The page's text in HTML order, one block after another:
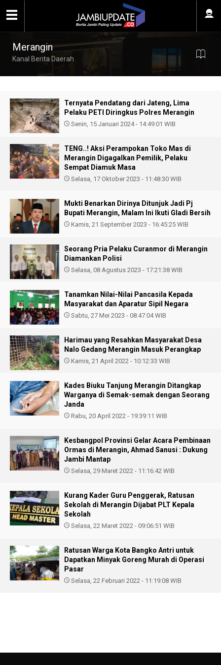
Merangin
Kanal Berita Daerah
Ternyata Pendatang dari Jateng, Lima
Pelaku PETI Diringkus Polres Merangin
Senin, 15 Januari 2024 - 14:49:01 WIB
TENG..! Aksi Perampokan Toko Mas di
Merangin Digagalkan Pemilik, Pelaku
Sempat Diamuk Masa
Selasa, 17 Oktober 2023 - 11:48:30 WIB
Mukti Benarkan Dirinya Ditunjuk Jadi Pj
Bupati Merangin, Malam Ini Ikuti Gladi Bersih
Kamis, 21 September 2023 - 16:45:25 WIB
Seorang Pria Pelaku Curanmor di Merangin
Diamankan Polisi
Selasa, 08 Agustus 2023 - 17:21:38 WIB
Tanamkan Nilai-Nilai Pancasila Kepada
Masyarakat dan Aparatur Sipil Negara
Sabtu, 27 Mei 2023 - 08:47:04 WIB
Harimau yang Resahkan Masyarakat Desa
Nalo Gedang Merangin Masuk Perangkap
Kamis, 21 April 2022 - 10:12:33 WIB
Kades Biuku Tanjung Merangin Ditangkap
Warganya di Semak-semak dengan Seorang
Janda
Rabu, 20 April 2022 - 19:39:11 WIB
Kesbangpol Provinsi Gelar Acara Pembinaan
Ormas di Merangin, Ahmad Sanusi : Dukung
Jambi Mantap
Selasa, 29 Maret 2022 - 11:16:42 WIB
Kurang Kader Guru Penggerak, Ratusan
Sekolah di Merangin Dijabat PLT Kepala
Sekolah
Selasa, 22 Maret 2022 - 09:06:51 WIB
Ratusan Warga Kota Bangko Antri untuk
Dapatkan Minyak Goreng Murah di Operasi
Pasar
Selasa, 22 Februari 2022 - 11:19:08 WIB